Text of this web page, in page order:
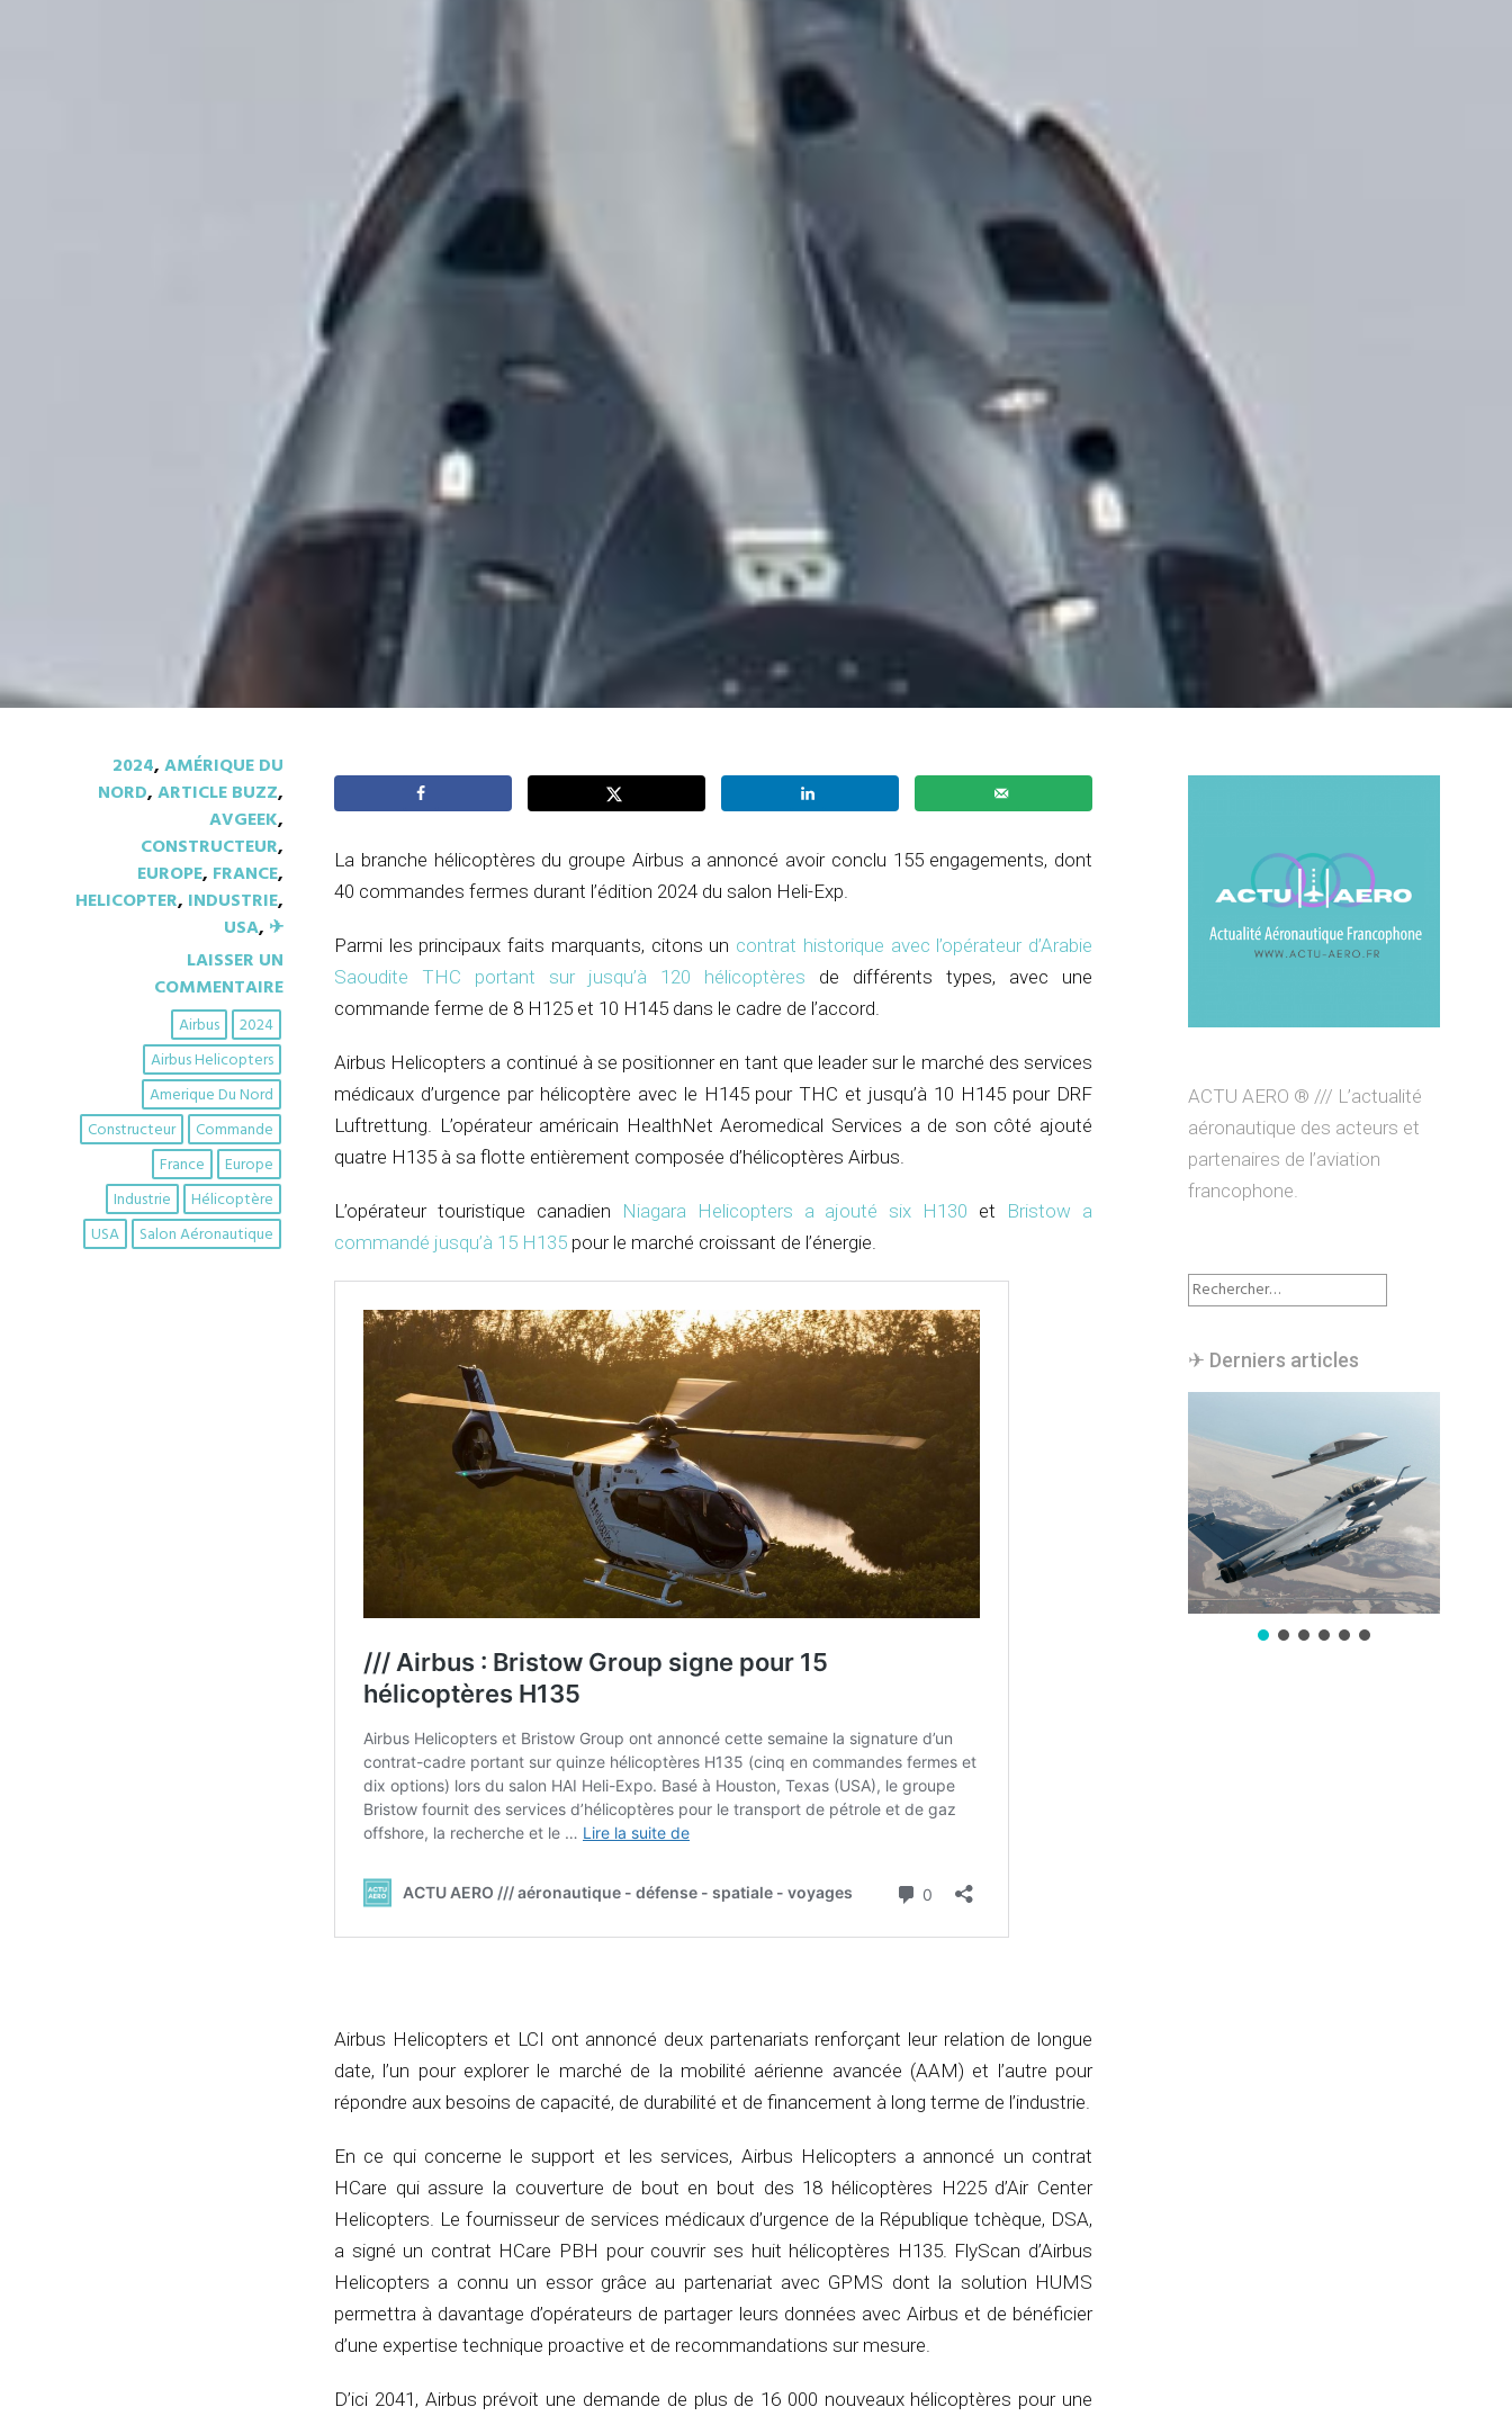
/// Airbus Helicopters remporte 155 engagements durant Heli-Expo
2024,AMÉRIQUE DU
NORD,ARTICLE BUZZ,
AVGEEK,
CONSTRUCTEUR,
EUROPE, FRANCE,
HELICOPTER, INDUSTRIE,
USA, ✈︎
LAISSER UN
COMMENTAIRE
2024
Airbus
Airbus Helicopters
Amerique Du Nord
Commande
Constructeur
Europe
France
Hélicoptère
Industrie
Salon Aéronautique
USA
La branche hélicoptères du groupe Airbus a annoncé avoir conclu 155 engagements, dont
40 commandes fermes durant l’édition 2024 du salon Heli-Exp.
Parmi les principaux faits marquants, citons un contrat historique avec l’opérateur d’Arabie
Saoudite THC portant sur jusqu’à 120 hélicoptères de différents types, avec une
commande ferme de 8 H125 et 10 H145 dans le cadre de l’accord.
Airbus Helicopters a continué à se positionner en tant que leader sur le marché des services
médicaux d’urgence par hélicoptère avec le H145 pour THC et jusqu’à 10 H145 pour DRF
Luftrettung. L’opérateur américain HealthNet Aeromedical Services a de son côté ajouté
quatre H135 à sa flotte entièrement composée d’hélicoptères Airbus.
L’opérateur touristique canadien Niagara Helicopters a ajouté six H130 et Bristow a
commandé jusqu’à 15 H135 pour le marché croissant de l’énergie.
Airbus Helicopters et LCI ont annoncé deux partenariats renforçant leur relation de longue
date, l’un pour explorer le marché de la mobilité aérienne avancée (AAM) et l’autre pour
répondre aux besoins de capacité, de durabilité et de financement à long terme de l’industrie.
En ce qui concerne le support et les services, Airbus Helicopters a annoncé un contrat
HCare qui assure la couverture de bout en bout des 18 hélicoptères H225 d’Air Center
Helicopters. Le fournisseur de services médicaux d’urgence de la République tchèque, DSA,
a signé un contrat HCare PBH pour couvrir ses huit hélicoptères H135. FlyScan d’Airbus
Helicopters a connu un essor grâce au partenariat avec GPMS dont la solution HUMS
permettra à davantage d’opérateurs de partager leurs données avec Airbus et de bénéficier
d’une expertise technique proactive et de recommandations sur mesure.
D’ici 2041, Airbus prévoit une demande de plus de 16 000 nouveaux hélicoptères pour une
ACTU AERO ® /// L’actualité
aéronautique des acteurs et
partenaires de l’aviation
francophone.
Rechercher :
✈︎ Derniers articles